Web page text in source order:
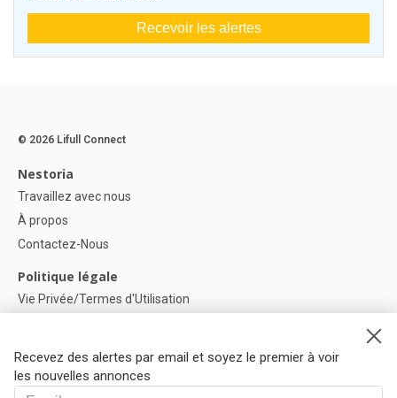
Recevoir les alertes
Recevez des alertes par email et soyez le premier à voir
les nouvelles annonces
© 2026 Lifull Connect
Nestoria
Travaillez avec nous
À propos
Contactez-Nous
Politique légale
Vie Privée/Termes d'Utilisation
Paramètres des cookies